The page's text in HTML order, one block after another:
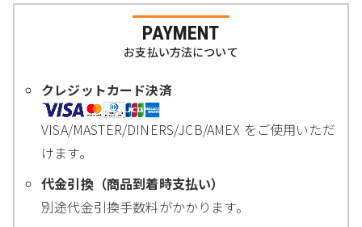
PAYMENT
お支払い方法について
クレジットカード決済
VISA/MASTER/DINERS/JCB/AMEX をご使用いただ
けます。
代金引換（商品到着時支払い）
別途代金引換手数料がかかります。